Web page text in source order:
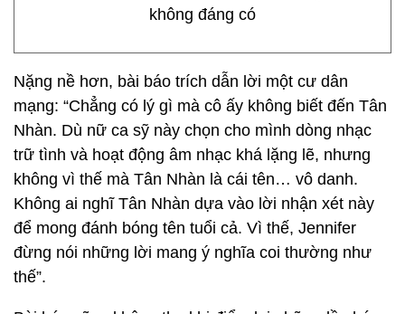
không đáng có
Nặng nề hơn, bài báo trích dẫn lời một cư dân
mạng: “Chẳng có lý gì mà cô ấy không biết đến Tân
Nhàn. Dù nữ ca sỹ này chọn cho mình dòng nhạc
trữ tình và hoạt động âm nhạc khá lặng lẽ, nhưng
không vì thế mà Tân Nhàn là cái tên… vô danh.
Không ai nghĩ Tân Nhàn dựa vào lời nhận xét này
để mong đánh bóng tên tuổi cả. Vì thế, Jennifer
đừng nói những lời mang ý nghĩa coi thường như
thế”.